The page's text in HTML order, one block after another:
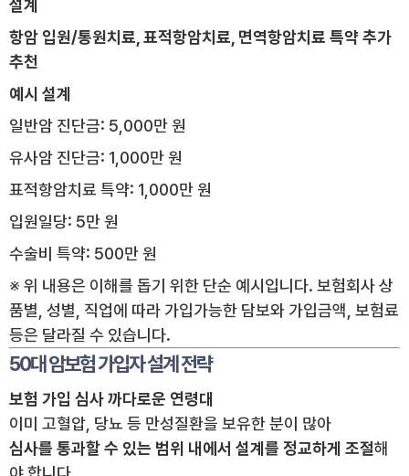
설계
항암 입원/통원치료, 표적항암치료, 면역항암치료 특약 추가
추천
예시 설계
일반암 진단금: 5,000만 원
유사암 진단금: 1,000만 원
표적항암치료 특약: 1,000만 원
입원일당: 5만 원
수술비 특약: 500만 원
※ 위 내용은 이해를 돕기 위한 단순 예시입니다. 보험회사 상
품별, 성별, 직업에 따라 가입가능한 담보와 가입금액, 보험료
등은 달라질 수 있습니다.
50대 암보험 가입자 설계 전략
보험 가입 심사 까다로운 연령대
이미 고혈압, 당뇨 등 만성질환을 보유한 분이 많아
심사를 통과할 수 있는 범위 내에서 설계를 정교하게 조절해